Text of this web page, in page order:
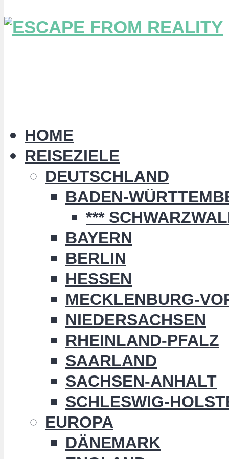
HOME
REISEZIELE
DEUTSCHLAND
BADEN-
***
BAYERN
BERLIN
HESSEN
MECKLENBURG-
NIEDERSACHSEN
RHEINLAND-PFALZ
SAARLAND
SACHSEN-ANHALT
SCHLESWIG-
EUROPA
DÄNEMARK